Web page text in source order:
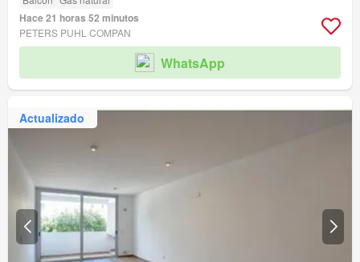
Hace 21 horas 52 minutos
PETERS PUHL COMPAN
WhatsApp
Actualizado